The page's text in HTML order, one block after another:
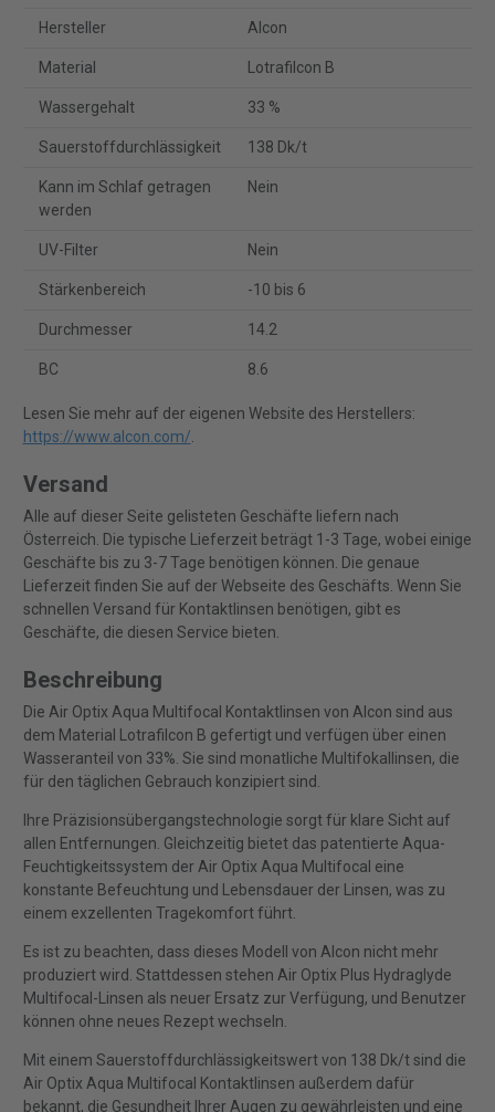
Hersteller Alcon
Material Lotrafilcon B
Wassergehalt 33 %
Sauerstoffdurchlässigkeit 138 Dk/t
Kann im Schlaf getragen
werden
Nein
UV-Filter Nein
Stärkenbereich -10 bis 6
Durchmesser 14.2
BC 8.6
Lesen Sie mehr auf der eigenen Website des Herstellers:
https://www.alcon.com/.
Versand
Alle auf dieser Seite gelisteten Geschäfte liefern nach
Österreich. Die typische Lieferzeit beträgt 1-3 Tage, wobei einige
Geschäfte bis zu 3-7 Tage benötigen können. Die genaue
Lieferzeit finden Sie auf der Webseite des Geschäfts. Wenn Sie
schnellen Versand für Kontaktlinsen benötigen, gibt es
Geschäfte, die diesen Service bieten.
Beschreibung
Die Air Optix Aqua Multifocal Kontaktlinsen von Alcon sind aus
dem Material Lotrafilcon B gefertigt und verfügen über einen
Wasseranteil von 33%. Sie sind monatliche Multifokallinsen, die
für den täglichen Gebrauch konzipiert sind.
Ihre Präzisionsübergangstechnologie sorgt für klare Sicht auf
allen Entfernungen. Gleichzeitig bietet das patentierte Aqua-
Feuchtigkeitssystem der Air Optix Aqua Multifocal eine
konstante Befeuchtung und Lebensdauer der Linsen, was zu
einem exzellenten Tragekomfort führt.
Es ist zu beachten, dass dieses Modell von Alcon nicht mehr
produziert wird. Stattdessen stehen Air Optix Plus Hydraglyde
Multifocal-Linsen als neuer Ersatz zur Verfügung, und Benutzer
können ohne neues Rezept wechseln.
Mit einem Sauerstoffdurchlässigkeitswert von 138 Dk/t sind die
Air Optix Aqua Multifocal Kontaktlinsen außerdem dafür
bekannt, die Gesundheit Ihrer Augen zu gewährleisten und eine